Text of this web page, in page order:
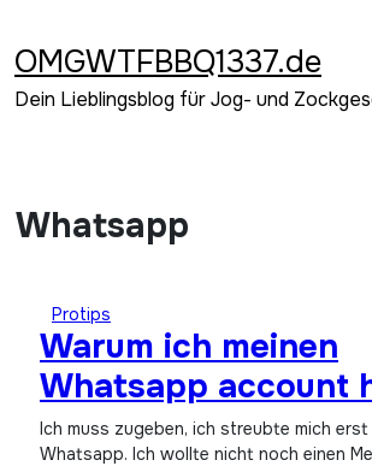
springen
OMGWTFBBQ1337.de
Dein Lieblingsblog für Jog- und
Whatsapp
Protips
Warum ich meinen
Whatsapp account
loeschen lassen
Ich muss zugeben, ich streubte mich erst gegen
Whatsapp. Ich wollte nicht noch einen